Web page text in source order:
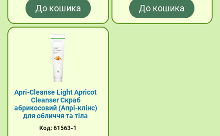
До кошика До кошика
Apri-Cleanse Light Apricot
Cleanser Скраб
абрикосовий (Апрі-клінс)
для обличчя та тіла
Код: 61563-1